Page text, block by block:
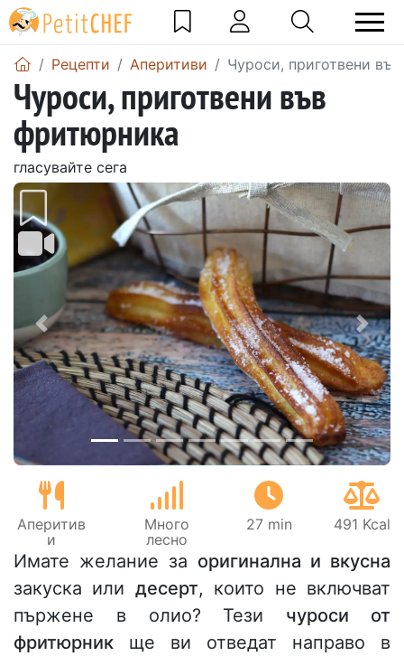
Рецепти Аперитиви Чуроси, приготвени
Чуроси, приготвени във
фритюрника
гласувайте сега
Предишен
Аперитив
и
Много
лесно
27 min 491 Kcal
Имате желание за оригинална и вкусна
закуска или десерт, които не включват
пържене в олио? Тези чуроси от
фритюрник ще ви отведат направо в